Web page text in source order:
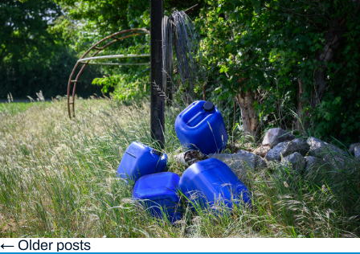
← Older posts